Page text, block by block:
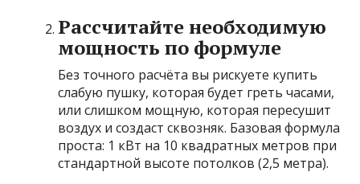
Рассчитайте необходимую
мощность по формуле
Без точного расчёта вы рискуете купить
слабую пушку, которая будет греть часами,
или слишком мощную, которая пересушит
воздух и создаст сквозняк. Базовая формула
проста: 1 кВт на 10 квадратных метров при
стандартной высоте потолков (2,5 метра).